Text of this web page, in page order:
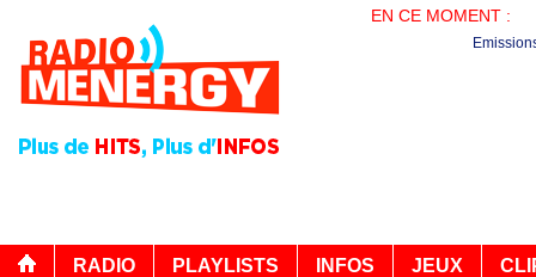
EN CE MOMENT :
RADIO PLAYLISTS INFOS JEUX